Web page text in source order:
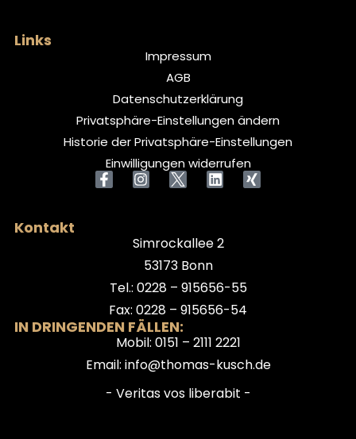
Links
Impressum
AGB
Datenschutzerklärung
Privatsphäre-Einstellungen ändern
Historie der Privatsphäre-Einstellungen
Einwilligungen widerrufen
Kontakt
Simrockallee 2
53173 Bonn
Tel.: 0228 – 915656-55
Fax: 0228 – 915656-54
IN DRINGENDEN FÄLLEN:
Mobil: 0151 – 2111 2221
Email: info@thomas-kusch.de
- Veritas vos liberabit -